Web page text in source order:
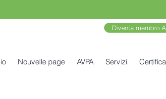
Diventa membro
Nouvelle page AVPA Servizi